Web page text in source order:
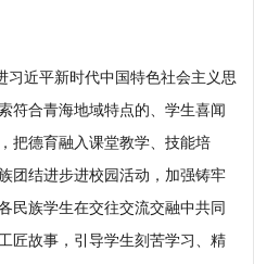
近平新时代中国特色社会主义思
符合青海地域特点的、学生喜闻
把德育融入课堂教学、技能培
团结进步进校园活动，加强铸牢
民族学生在交往交流交融中共同
匠故事，引导学生刻苦学习、精